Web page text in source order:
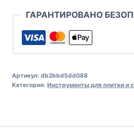
ГАРАНТИРОВАНО
Артикул: db2bbd5dd088
Категория: Инструменты для плитки и